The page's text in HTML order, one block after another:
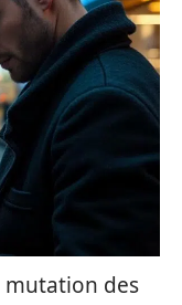
mutation des